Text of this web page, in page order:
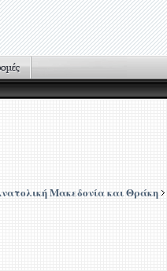
Μακεδονία και Θράκη